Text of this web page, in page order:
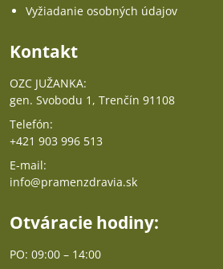
Vyžiadanie osobných údajov
Kontakt
OZC JUŽANKA:
gen. Svobodu 1, Trenčín 91108
Telefón:
+421 903 996 513
E-mail:
info@pramenzdravia.sk
Otváracie hodiny:
PO: 09:00 – 14:00